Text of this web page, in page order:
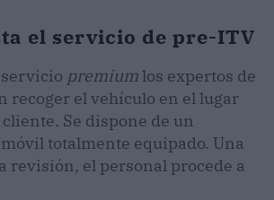
el servicio de pre-ITV
premium los expertos de
recoger el vehículo en el lugar
Se dispone de un
totalmente equipado. Una
revisión, el personal procede a